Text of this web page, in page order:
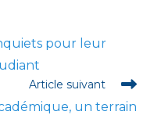
pour leur
Article suivant
un terrain